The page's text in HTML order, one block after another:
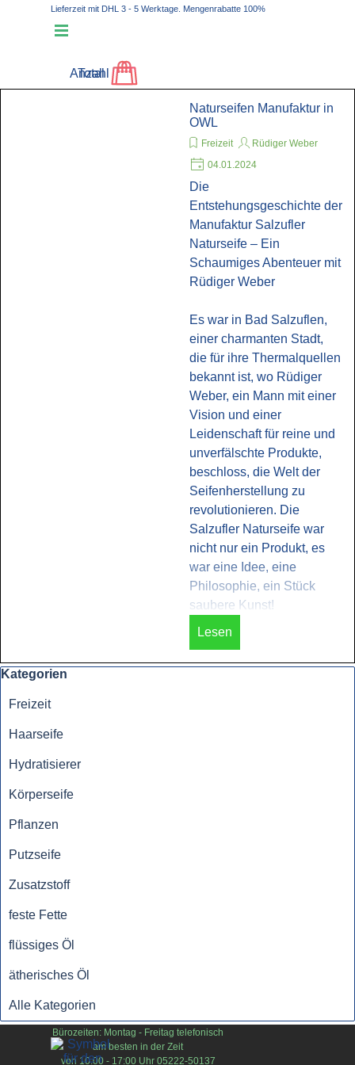
Direkt zum Seiteninhalt
Menü überspringen
Anzahl
Total
Lieferzeit mit DHL 3 - 5 Werktage. Mengenrabatte 100%
Naturseifen Manufaktur in
OWL
Freizeit
Rüdiger Weber
04.01.2024
Die
Entstehungsgeschichte der
Manufaktur Salzufler
Naturseife – Ein
Schaumiges Abenteuer mit
Rüdiger Weber
Es war in Bad Salzuflen,
einer charmanten Stadt,
die für ihre Thermalquellen
bekannt ist, wo Rüdiger
Weber, ein Mann mit einer
Vision und einer
Leidenschaft für reine und
unverfälschte Produkte,
beschloss, die Welt der
Seifenherstellung zu
revolutionieren. Die
Salzufler Naturseife war
nicht nur ein Produkt, es
war eine Idee, eine
Philosophie, ein Stück
saubere Kunst!
Lesen
Block überspringen Kategorien
Kategorien
Freizeit
Haarseife
Hydratisierer
Körperseife
Pflanzen
Putzseife
Zusatzstoff
feste Fette
flüssiges Öl
ätherisches Öl
Alle Kategorien
Bürozeiten: Montag - Freitag telefonisch
am besten in der Zeit
von 10:00 - 17:00 Uhr 05222-50137